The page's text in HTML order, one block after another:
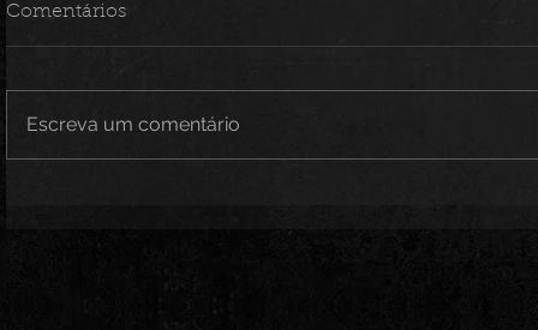
Comentários
Escreva um comentário